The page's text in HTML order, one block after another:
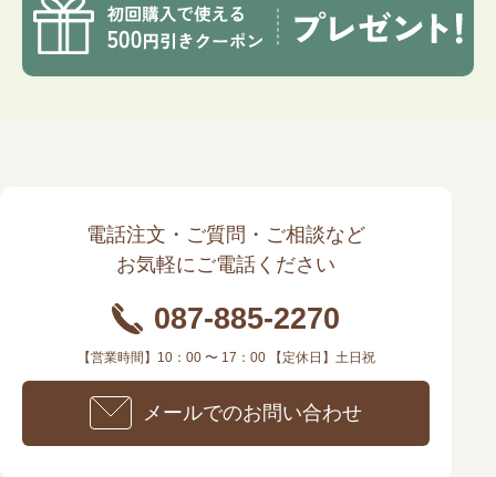
電話注文・ご質問・ご相談など
お気軽にご電話ください
087-885-2270
【営業時間】10：00 〜 17：00 【定休日】土日祝
メールでのお問い合わせ